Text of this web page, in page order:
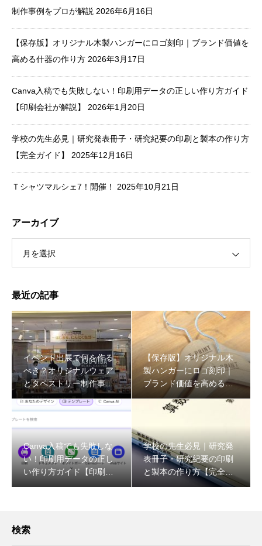
制作事例をプロが解説 2026年6月16日
【保存版】オリジナル木製ハンガーにロゴ刻印｜ブランド価値を
高める什器の作り方 2026年3月17日
Canva入稿でも失敗しない！印刷用データの正しい作り方ガイド
【印刷会社が解説】
2026年1月20日
学校の先生必見｜研究発表冊子・研究紀要の印刷と製本の作り方
【完全ガイド】
2025年12月16日
Ｔシャツマルシェ7！開催！ 2025年10月21日
アーカイブ
月を選択
最近の記事
イベント出展で何を作る
べき？オリジナルウェア
とタペストリー制作事例
をプロが解説
【保存版】オリジナル木
製ハンガーにロゴ刻印｜
ブランド価値を高める什
器の作り方
Canva入稿でも失敗しな
い！印刷用データの正し
い作り方ガイド【印刷会
学校の先生必見｜研究発
表冊子・研究紀要の印刷
と製本の作り方【完全ガ
検索